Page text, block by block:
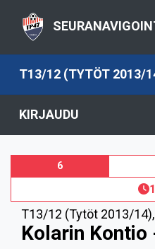
T13/12 (TYTÖT 2013/
KIRJAUDU
6
T13/12 (Tytöt 2013/14),
Kolarin Kontio